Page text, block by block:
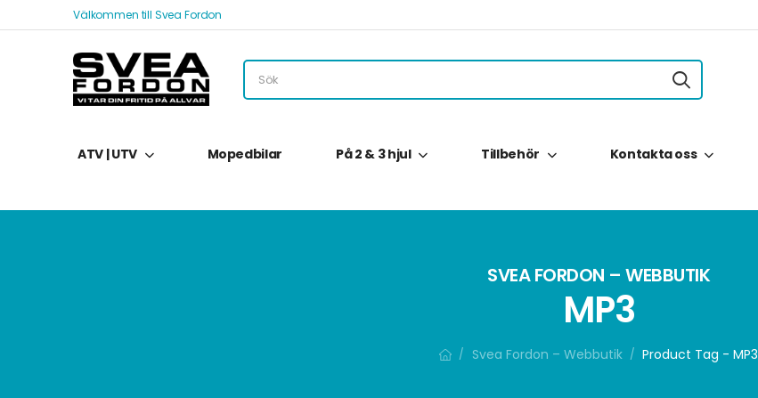
Välkommen till Svea Fordon
ATV | UTV Mopedbilar På 2 & 3 hjul Tillbehör Kontakta oss
SVEA FORDON – WEBBUTIK
MP3
/ Svea Fordon – Webbutik / Product Tag - MP3